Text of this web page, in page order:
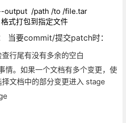
/path /to /file.tar
式打包到指定文件
当要commit/提交patch时：
行尾有没有多余的空白
情。如果一个文档有多个变更，使
文档中的部分变更进入 stage